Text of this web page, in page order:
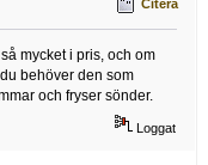
Citera
mycket i pris, och om
behöver den som
och fryser sönder.
Loggat